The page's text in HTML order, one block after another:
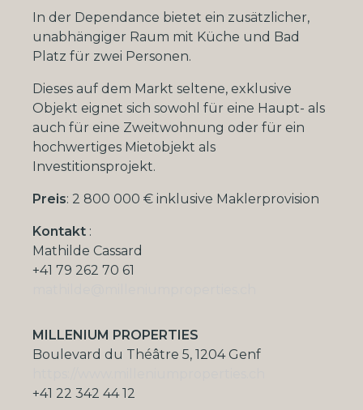
In der Dependance bietet ein zusätzlicher,
unabhängiger Raum mit Küche und Bad
Platz für zwei Personen.
Dieses auf dem Markt seltene, exklusive
Objekt eignet sich sowohl für eine Haupt- als
auch für eine Zweitwohnung oder für ein
hochwertiges Mietobjekt als
Investitionsprojekt.
Preis: 2 800 000 € inklusive Maklerprovision
Kontakt :
Mathilde Cassard
+41 79 262 70 61
MILLENIUM PROPERTIES
Boulevard du Théâtre 5, 1204 Genf
+41 22 342 44 12